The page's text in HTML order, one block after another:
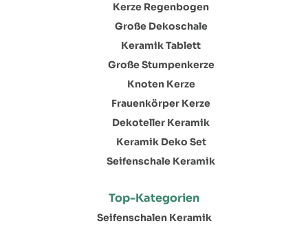
Kerze Regenbogen
Große Dekoschale
Keramik Tablett
Große Stumpenkerze
Knoten Kerze
Frauenkörper Kerze
Dekoteller Keramik
Keramik Deko Set
Seifenschale Keramik
Top-Kategorien
Seifenschalen Keramik